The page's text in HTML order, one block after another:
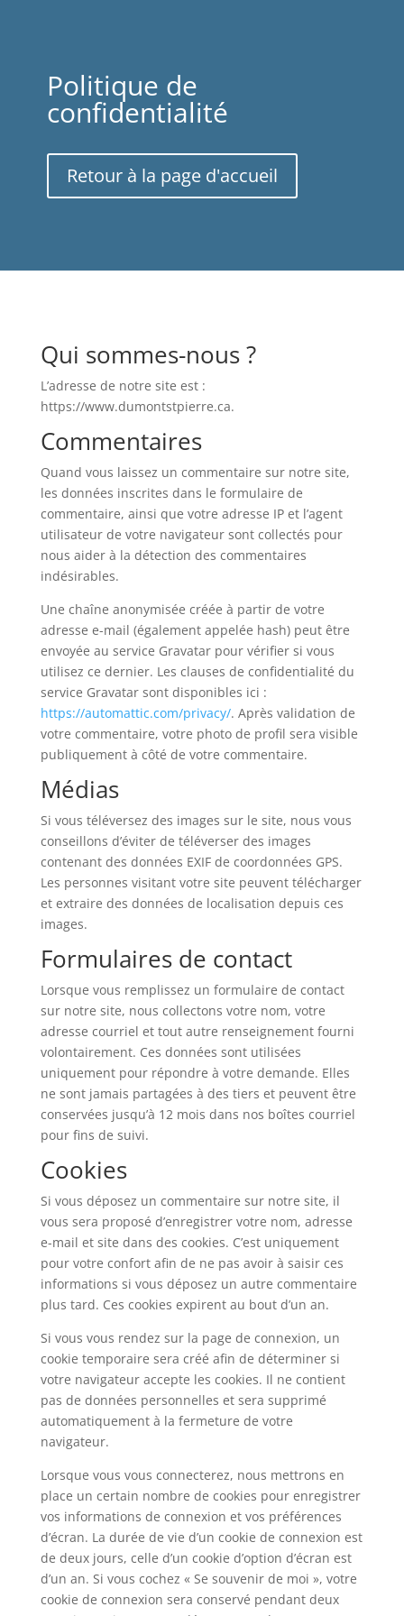
Politique de
confidentialité
Retour à la page d'accueil
Qui sommes-nous ?
L’adresse de notre site est :
https://www.dumontstpierre.ca.
Commentaires
Quand vous laissez un commentaire sur notre site,
les données inscrites dans le formulaire de
commentaire, ainsi que votre adresse IP et l’agent
utilisateur de votre navigateur sont collectés pour
nous aider à la détection des commentaires
indésirables.
Une chaîne anonymisée créée à partir de votre
adresse e-mail (également appelée hash) peut être
envoyée au service Gravatar pour vérifier si vous
utilisez ce dernier. Les clauses de confidentialité du
service Gravatar sont disponibles ici :
https://automattic.com/privacy/. Après validation de
votre commentaire, votre photo de profil sera visible
publiquement à côté de votre commentaire.
Médias
Si vous téléversez des images sur le site, nous vous
conseillons d’éviter de téléverser des images
contenant des données EXIF de coordonnées GPS.
Les personnes visitant votre site peuvent télécharger
et extraire des données de localisation depuis ces
images.
Formulaires de contact
Lorsque vous remplissez un formulaire de contact
sur notre site, nous collectons votre nom, votre
adresse courriel et tout autre renseignement fourni
volontairement. Ces données sont utilisées
uniquement pour répondre à votre demande. Elles
ne sont jamais partagées à des tiers et peuvent être
conservées jusqu’à 12 mois dans nos boîtes courriel
pour fins de suivi.
Cookies
Si vous déposez un commentaire sur notre site, il
vous sera proposé d’enregistrer votre nom, adresse
e-mail et site dans des cookies. C’est uniquement
pour votre confort afin de ne pas avoir à saisir ces
informations si vous déposez un autre commentaire
plus tard. Ces cookies expirent au bout d’un an.
Si vous vous rendez sur la page de connexion, un
cookie temporaire sera créé afin de déterminer si
votre navigateur accepte les cookies. Il ne contient
pas de données personnelles et sera supprimé
automatiquement à la fermeture de votre
navigateur.
Lorsque vous vous connecterez, nous mettrons en
place un certain nombre de cookies pour enregistrer
vos informations de connexion et vos préférences
d’écran. La durée de vie d’un cookie de connexion est
de deux jours, celle d’un cookie d’option d’écran est
d’un an. Si vous cochez « Se souvenir de moi », votre
cookie de connexion sera conservé pendant deux